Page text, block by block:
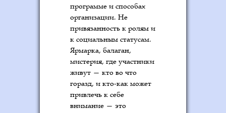
программе и способах
организации. Не
привязанность к ролям и
к социальным статусам.
Ярмарка, балаган,
мистерия, где участники
живут — кто во что
горазд, и кто-как может
привлечь к себе
внимание — это